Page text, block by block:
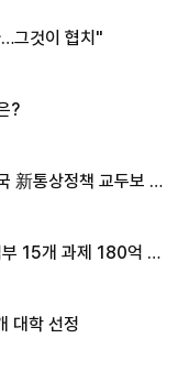
그것이 협치"
?
新통상정책 교두보 활
15개 과제 180억 지
대학 선정